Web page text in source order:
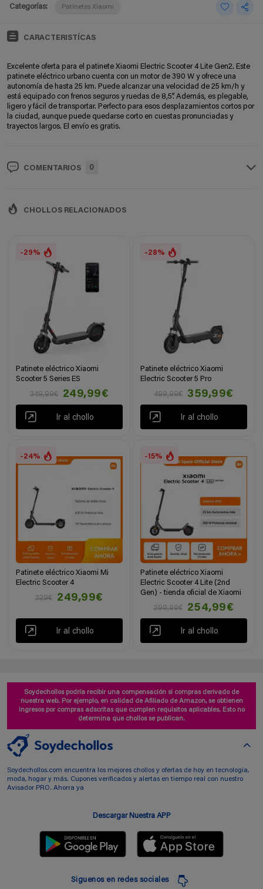
Categorías: Patinetes Xiaomi
CARACTERISTÍCAS
Excelente oferta para el patinete Xiaomi Electric Scooter 4 Lite Gen2. Este
patinete eléctrico urbano cuenta con un motor de 390 W y ofrece una
autonomía de hasta 25 km. Puede alcanzar una velocidad de 25 km/h y
está equipado con frenos seguros y ruedas de 8,5”. Además, es plegable,
ligero y fácil de transportar. Perfecto para esos desplazamientos cortos por
la ciudad, aunque puede quedarse corto en cuestas pronunciadas y
trayectos largos. El envío es gratis.
COMENTARIOS 0
CHOLLOS RELACIONADOS
-29%
Patinete eléctrico Xiaomi
Scooter 5 Series ES
349,99€
249,99€
Ir al chollo
-28%
Patinete eléctrico Xiaomi
Electric Scooter 5 Pro
499,99€
359,99€
Ir al chollo
-24%
Patinete eléctrico Xiaomi Mi
Electric Scooter 4
329€
249,99€
Ir al chollo
-15%
Patinete eléctrico Xiaomi
Electric Scooter 4 Lite (2nd
Gen) - tienda oficial de Xiaomi
299,99€
254,99€
Ir al chollo
Soydechollos podría recibir una compensación si compras derivado de
nuestra web. Por ejemplo, en calidad de Afiliado de Amazon, se obtienen
ingresos por compras adscritas que cumplen requisitos aplicables. Esto no
determina que chollos se publican.
Soydechollos.com encuentra los mejores chollos y ofertas de hoy en tecnología,
moda, hogar y más. Cupones verificados y alertas en tiempo real con nuestro
Avisador PRO. Ahorra ya
Descargar Nuestra APP
Siguenos en redes sociales